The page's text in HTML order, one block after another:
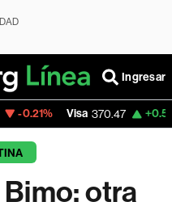
Ingresar
Visa 370.47 +0.52%
otra